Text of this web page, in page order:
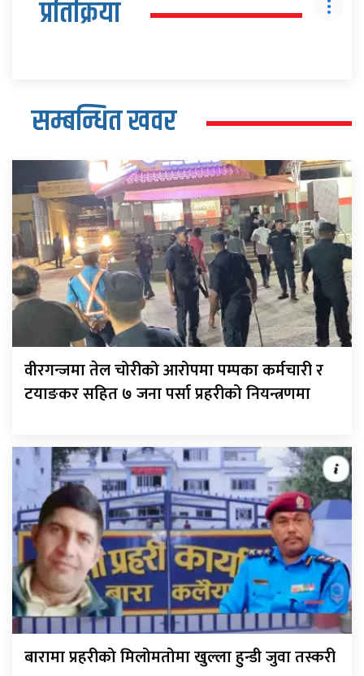
प्रतिक्रिया
सम्बन्धित खवर
वीरगन्जमा तेल चोरीको आरोपमा पम्पका कर्मचारी र
टयाङकर सहित ७ जना पर्सा प्रहरीको नियन्त्रणमा
बारामा प्रहरीको मिलोमतोमा खुल्ला हुन्डी जुवा तस्करी